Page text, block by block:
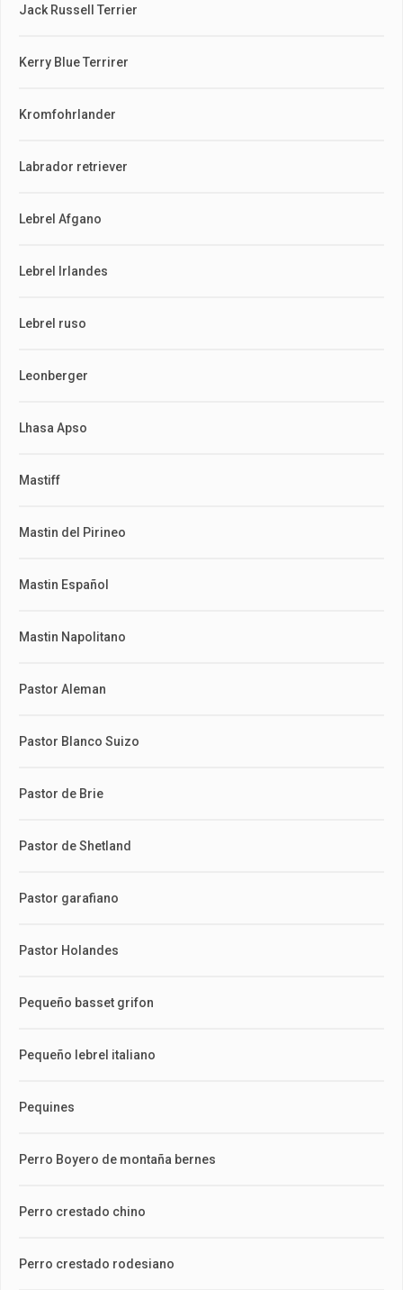
Jack Russell Terrier
Kerry Blue Terrirer
Kromfohrlander
Labrador retriever
Lebrel Afgano
Lebrel Irlandes
Lebrel ruso
Leonberger
Lhasa Apso
Mastiff
Mastin del Pirineo
Mastin Español
Mastin Napolitano
Pastor Aleman
Pastor Blanco Suizo
Pastor de Brie
Pastor de Shetland
Pastor garafiano
Pastor Holandes
Pequeño basset grifon
Pequeño lebrel italiano
Pequines
Perro Boyero de montaña bernes
Perro crestado chino
Perro crestado rodesiano